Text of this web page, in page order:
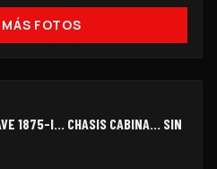
FOTOS
1875-I... CHASIS CABINA... SIN